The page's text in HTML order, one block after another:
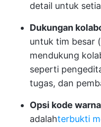
detail untuk
Dukungan
untuk tim besar
mendukung
seperti
tugas, dan
Opsi kode warna
adalahterbukti